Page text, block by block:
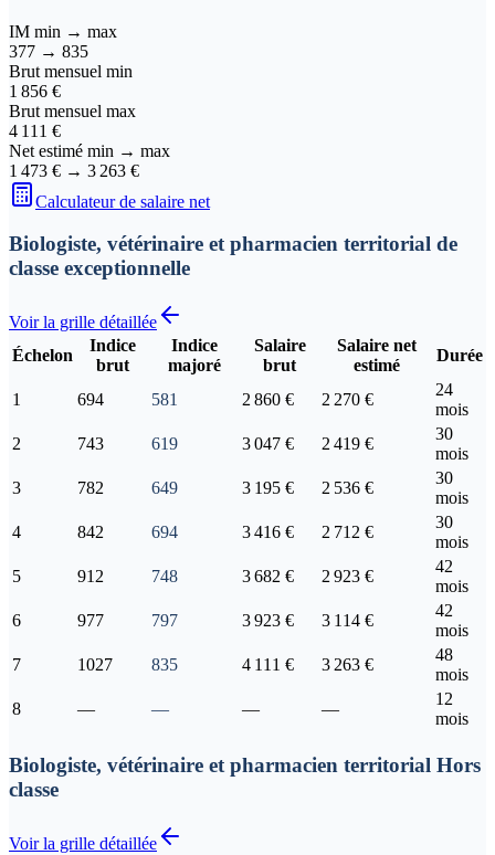
IM min → max
377 → 835
Brut mensuel min
1 856 €
Brut mensuel max
4 111 €
Net estimé min → max
1 473 € → 3 263 €
Calculateur de salaire net
Biologiste, vétérinaire et pharmacien territorial de
classe exceptionnelle
Voir la grille détaillée
Échelon
Indice
brut
Indice
majoré
Salaire
brut
Salaire net
estimé
Durée
1 694 581 2 860 € 2 270 €
24
mois
2
743 619 3 047 € 2 419 €
30
mois
3
782 649 3 195 € 2 536 €
30
mois
4
842 694 3 416 € 2 712 €
30
mois
5
912 748 3 682 € 2 923 €
42
mois
6
977 797 3 923 € 3 114 €
42
mois
7
1027 835 4 111 € 3 263 €
48
mois
8
— — — —
12
mois
Biologiste, vétérinaire et pharmacien territorial Hors
classe
Voir la grille détaillée